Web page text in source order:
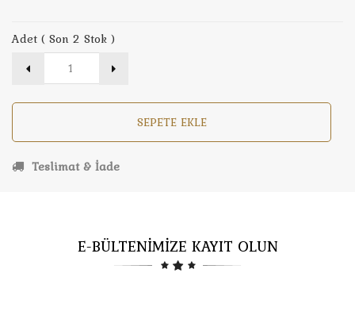
Adet ( Son 2 Stok )
SEPETE EKLE
Teslimat & İade
E-BÜLTENİMİZE KAYIT OLUN